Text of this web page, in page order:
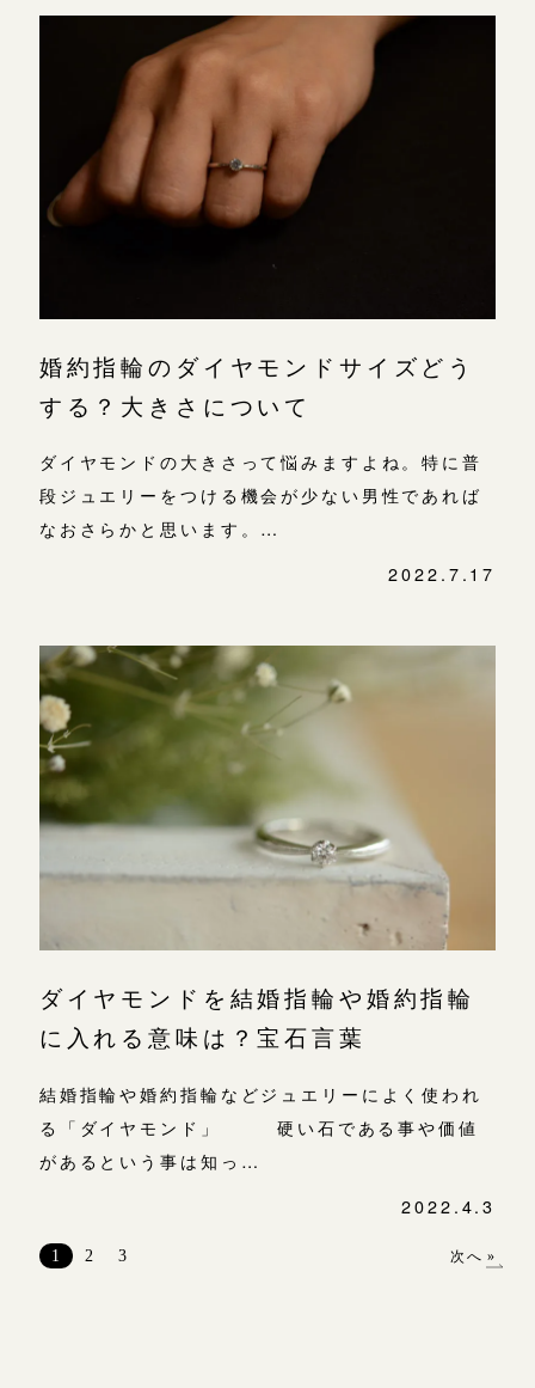
婚約指輪のダイヤモンドサイズどう
する？大きさについて
ダイヤモンドの大きさって悩みますよね。特に普
段ジュエリーをつける機会が少ない男性であれば
なおさらかと思います。…
2022.7.17
ダイヤモンドを結婚指輪や婚約指輪
に入れる意味は？宝石言葉
結婚指輪や婚約指輪などジュエリーによく使われ
る「ダイヤモンド」 硬い石である事や価値
があるという事は知っ…
2022.4.3
稿1 2 3 次へ »